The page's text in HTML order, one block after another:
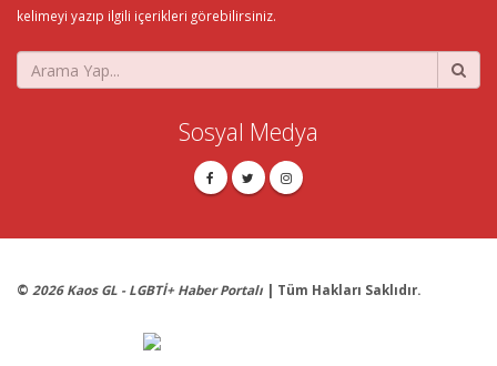
kelimeyi yazıp ilgili içerikleri görebilirsiniz.
Sosyal Medya
© 2026 Kaos GL - LGBTİ+ Haber Portalı | Tüm Hakları Saklıdır.